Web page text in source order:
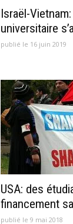
Israël-
universitaire
publié le 16 juin 2019
USA: des
financement
publié le 9 mai 2018